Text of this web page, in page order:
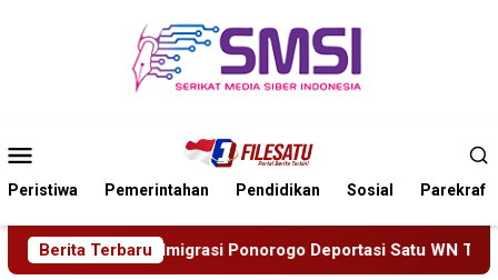
Mobile
Peristiwa Pemerintahan Pendidikan Sosial Parekraf
Berita Terbaru
Deportasi Satu WN Tiongkok Salahgunakan Ijin